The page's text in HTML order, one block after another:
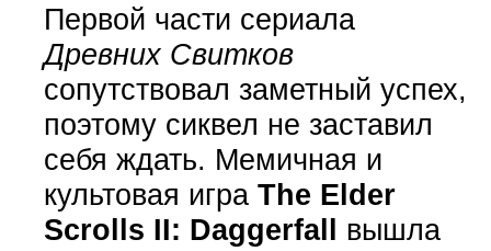
Первой части сериала
Древних Свитков
сопутствовал заметный успех,
поэтому сиквел не заставил
себя ждать. Мемичная и
культовая игра The Elder
Scrolls II: Daggerfall вышла